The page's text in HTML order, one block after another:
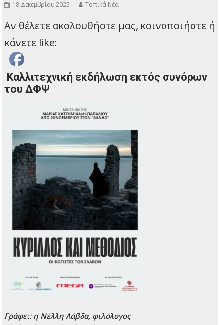
18 Δεκεμβρίου 2025 Τοπικά Νέα
Αν θέλετε ακολουθήστε μας, κοινοποιήστε ή
κάνετε like:
Καλλιτεχνική εκδήλωση εκτός συνόρων
του ΔΦΨ
Γράφει: η Νέλλη Λάβδα, φιλόλογος